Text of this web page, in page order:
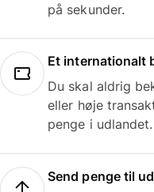
på sekunder.
Et internationalt
Du skal aldrig
eller høje
penge i udlandet.
Send penge til